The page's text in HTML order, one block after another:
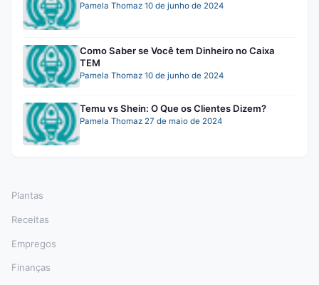
Pamela Thomaz 10 de junho de 2024
Como Saber se Você tem Dinheiro no Caixa
TEM
Pamela Thomaz 10 de junho de 2024
Temu vs Shein: O Que os Clientes Dizem?
Pamela Thomaz 27 de maio de 2024
Plantas
Receitas
Empregos
Finanças